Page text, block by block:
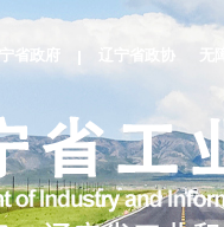
省政府 辽宁省政协